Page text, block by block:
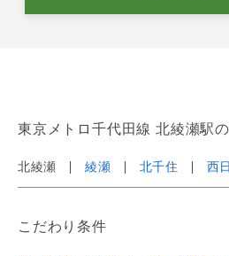
東京メトロ千代田線 北綾瀬駅
北綾瀬 綾瀬 北千住 西
こだわり条件